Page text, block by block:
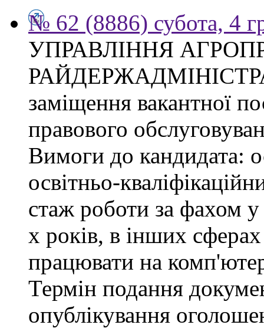
№ 62 (8886) субота, 4
УПРАВЛІННЯ
заміщення вакантної
правового
Вимоги до кандидата:
освітньо-
стаж роботи за фахом
х років, в інших
працювати на
Термін подання
опублікування